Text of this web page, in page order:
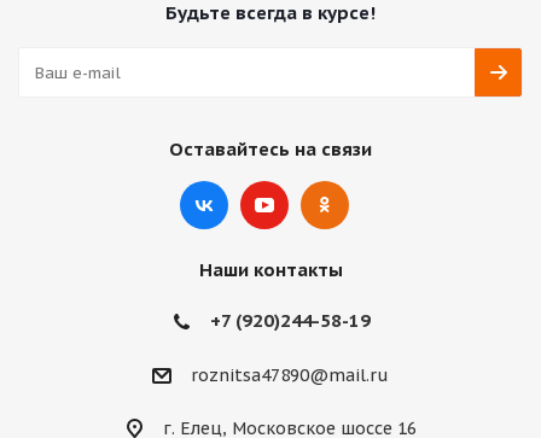
Будьте всегда в курсе!
Оставайтесь на связи
Наши контакты
+7 (920)244-58-19
roznitsa47890@mail.ru
г. Елец, Московское шоссе 16